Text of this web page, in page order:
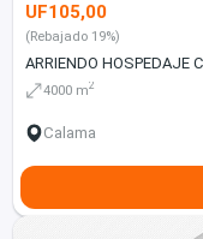
UF105,00
(Rebajado 19%)
ARRIENDO HOSPEDAJE
4000 m2
Calama